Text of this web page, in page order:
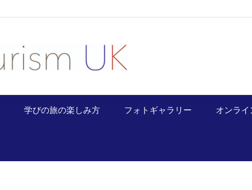
学びの旅の楽しみ方 フォトギャラリー オンライ